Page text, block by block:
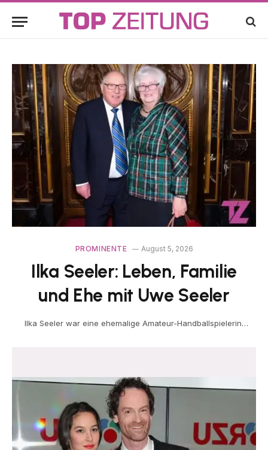
PROMINENTE August 5, 2026
Ilka Seeler: Leben, Familie
und Ehe mit Uwe Seeler
Ilka Seeler war eine ehemalige Amateur-Handballspielerin,